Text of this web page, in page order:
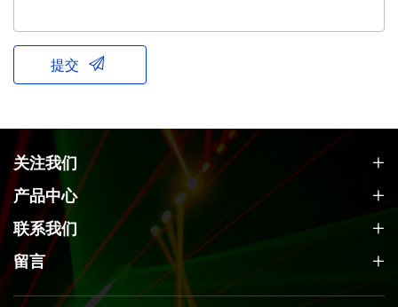
提交
关注我们
产品中心
联系我们
留言